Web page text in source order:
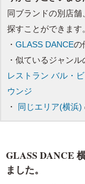
同ブランドの別店
探すことができます。
・ GLASS DANCEの
・似ているジャン
レストラン バル・
ウンジ
・ 同じエリア(横浜)
GLASS DANCE
ました。